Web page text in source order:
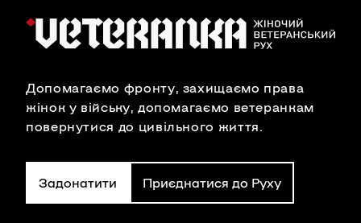
Допомагаємо фронту, захищаємо права
жінок у війську, допомагаємо ветеранкам
повернутися до цивільного життя.
Задонатити Приєднатися до Руху